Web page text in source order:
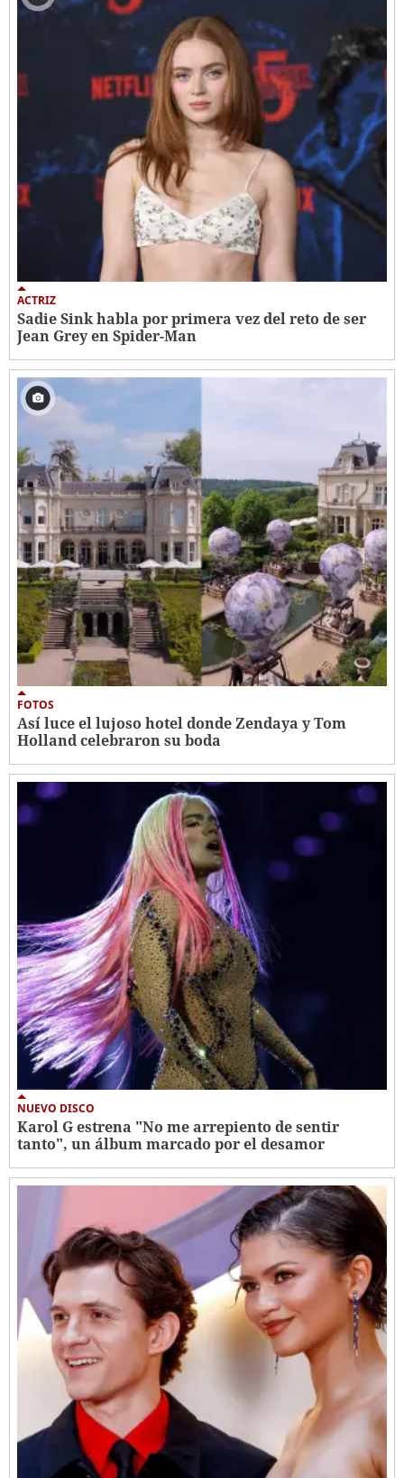
ACTRIZ
Sadie Sink habla por primera vez del reto de ser
Jean Grey en Spider-Man
FOTOS
Así luce el lujoso hotel donde Zendaya y Tom
Holland celebraron su boda
NUEVO DISCO
Karol G estrena "No me arrepiento de sentir
tanto", un álbum marcado por el desamor